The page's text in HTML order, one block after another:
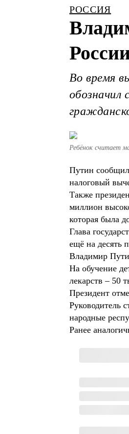
РОССИЯ
Во время
обозначил
Ребёнок считает
Путин
налоговый
Также
миллион
которая была
Глава
ещё на десять
Владимир
На обучение
лекарств – 50
Президент
Руководитель
народные
Ранее